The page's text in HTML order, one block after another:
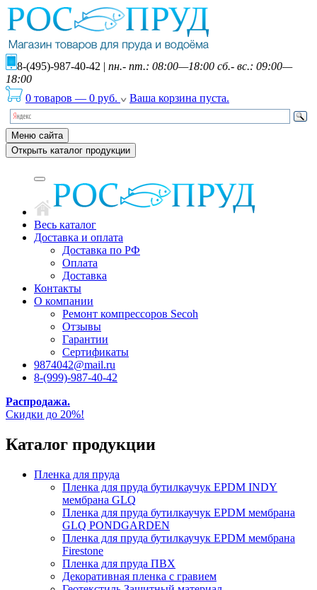
8-(495)-987-40-42 | пн.- пт.: 08:00—18:00 сб.- вс.: 09:00—
18:00
0 товаров — 0 руб. Ваша корзина пуста.
Меню сайта
Открыть каталог продукции
Весь каталог
Доставка и оплата
Доставка по РФ
Оплата
Доставка
Контакты
О компании
Ремонт компрессоров Secoh
Отзывы
Гарантии
Сертификаты
9874042@mail.ru
8-(999)-987-40-42
Распродажа.
Скидки до 20%!
Каталог продукции
Пленка для пруда
Пленка для пруда бутилкаучук EPDM INDY
мембрана GLQ
Пленка для пруда бутилкаучук EPDM мембрана
GLQ PONDGARDEN
Пленка для пруда бутилкаучук EPDM мембрана
Firestone
Пленка для пруда ПВХ
Декоративная пленка с гравием